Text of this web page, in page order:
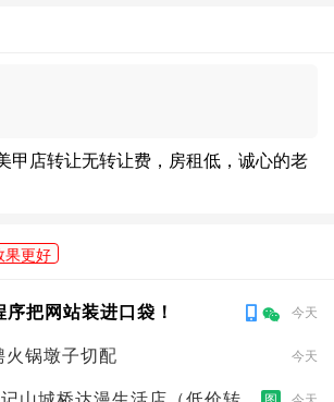
甲店转让无转让费，房租低，诚心的老
果更好
把网站装进口袋！ 今天
火锅墩子切配 今天
图 今天